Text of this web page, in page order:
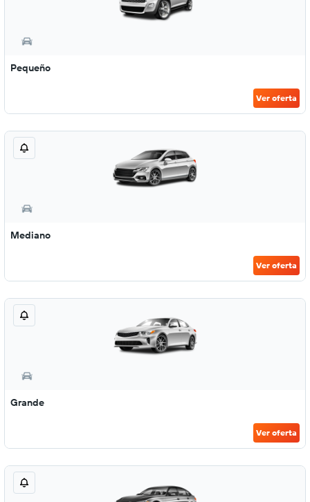
Pequeño
Ver oferta
Mediano
Ver oferta
Grande
Ver oferta